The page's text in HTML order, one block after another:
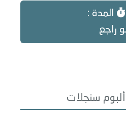
المدة :
راجع
سنجلات